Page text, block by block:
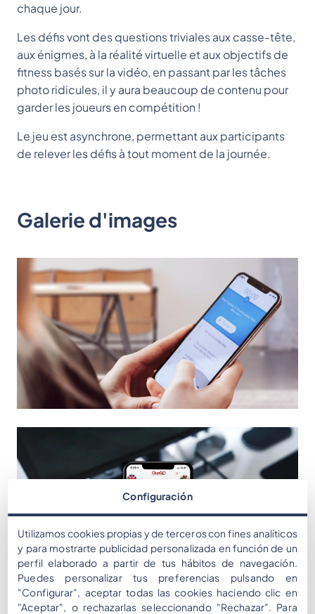
chaque jour.
Les défis vont des questions triviales aux casse-tête,
aux énigmes, à la réalité virtuelle et aux objectifs de
fitness basés sur la vidéo, en passant par les tâches
photo ridicules, il y aura beaucoup de contenu pour
garder les joueurs en compétition !
Le jeu est asynchrone, permettant aux participants
de relever les défis à tout moment de la journée.
Galerie d'images
Configuración
Utilizamos cookies propias y de terceros con fines analíticos
y para mostrarte publicidad personalizada en función de un
perfil elaborado a partir de tus hábitos de navegación.
Puedes personalizar tus preferencias pulsando en
"Configurar", aceptar todas las cookies haciendo clic en
"Aceptar", o rechazarlas seleccionando "Rechazar". Para